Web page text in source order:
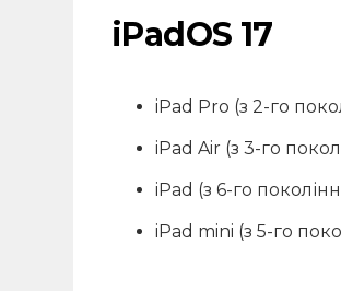
iPadOS 17
iPad Pro (з 2-го
iPad Air (з 3-го
iPad (з 6-го
iPad mini (з 5-го